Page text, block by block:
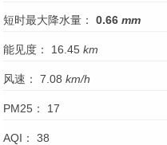
短时最大降水量： 0.66 mm
能见度： 16.45 km
风速： 7.08 km/h
PM25： 17
AQI： 38